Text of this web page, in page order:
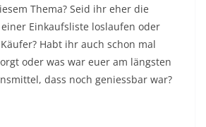
Thema? Seid ihr eher die
Einkaufsliste loslaufen oder
Habt ihr auch schon mal
oder was war euer am längsten
dass noch geniessbar war?